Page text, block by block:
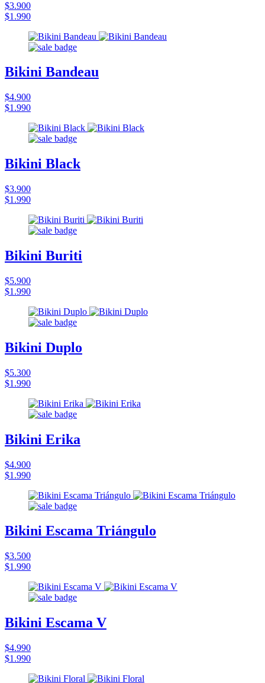
$3.900
$1.990
Bikini Bandeau
$4.900
$1.990
Bikini Black
$3.900
$1.990
Bikini Buriti
$5.900
$1.990
Bikini Duplo
$5.300
$1.990
Bikini Erika
$4.900
$1.990
Bikini Escama Triángulo
$3.500
$1.990
Bikini Escama V
$4.990
$1.990